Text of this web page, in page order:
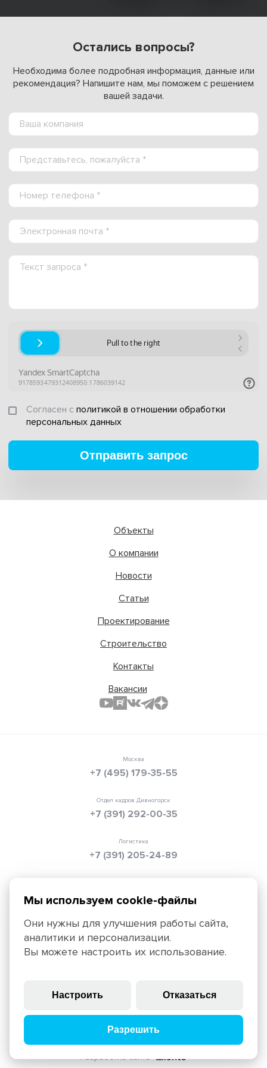
Остались вопросы?
Необходима более подробная информация, данные или
рекомендация? Напишите нам, мы поможем с решением
вашей задачи.
Согласен с политикой в отношении обработки
персональных данных
Отправить запрос
Объекты
О компании
Новости
Статьи
Проектирование
Строительство
Контакты
Вакансии
Москва
+7 (495) 179-35-55
Отдел кадров Дивногорск
+7 (391) 292-00-35
Логистика
+7 (391) 205-24-89
info@texpolimer.ru
Красноярск, 660099, ул. Ады Лебедевой, 152,
производитель геосинтетических материалов
Разработка сайта
Мы используем cookie-файлы
Они нужны для улучшения работы сайта,
аналитики и персонализации.
Вы можете настроить их использование.
Настроить Отказаться
Разрешить